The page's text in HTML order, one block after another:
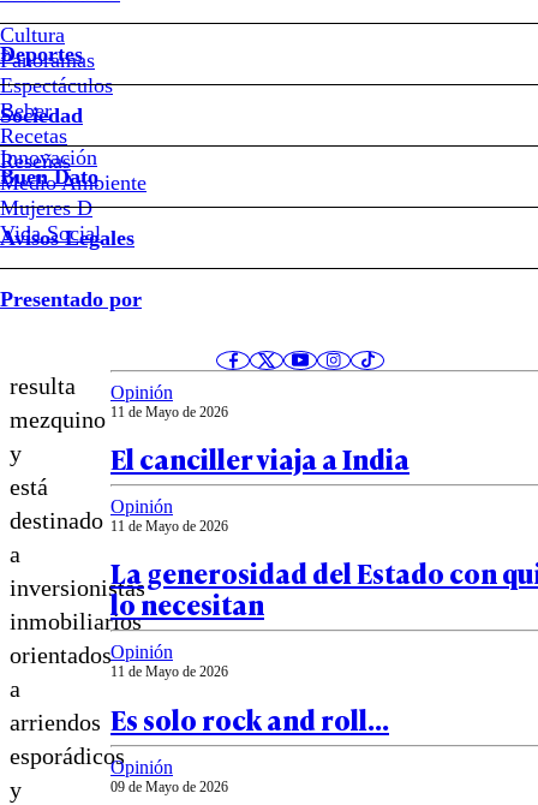
Cultura
Panoramas
Espectáculos
Beber
Recetas
Reseñas
Deportes
Sociedad
Innovación
Medio Ambiente
Mujeres D
Vida Social
Buen Dato
Avisos Legales
Presentado por
demasiado
mezquino?
El
diseño
resulta
mezquino
y
está
destinado
a
inversionistas
inmobiliarios
orientados
a
arriendos
esporádicos
y
Notas relacionadas
12 de Mayo de 2026
Crisis narrativa en las
Opinión
11 de Mayo de 2026
El canciller viaja a India
Opinión
11 de Mayo de 2026
La generosidad del Estado con
lo necesitan
Opinión
11 de Mayo de 2026
Es solo rock and roll…
Opinión
09 de Mayo de 2026